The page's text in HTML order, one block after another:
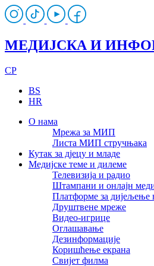
МЕДИЈСКА И
CP
BS
HR
О нама
Мрежа за МИП
Листа МИП стручњака
Кутак за дјецу и младе
Медијске теме и дилеме
Телевизија и радио
Штампани и онлајн
Платформе за дијељење
Друштвене мреже
Видео-игрице
Оглашавање
Дезинформације
Коришћење екрана
Свијет филма